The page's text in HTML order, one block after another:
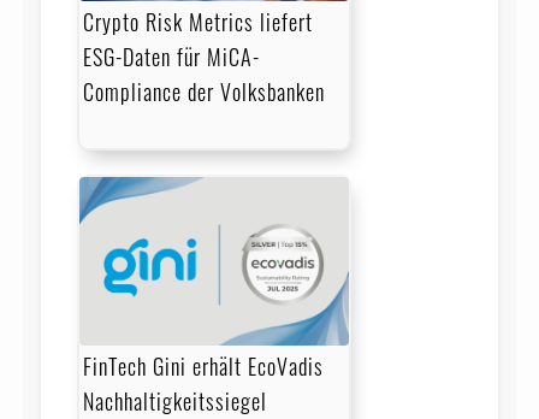
Crypto Risk Metrics liefert
ESG-Daten für MiCA-
Compliance der Volksbanken
FinTech Gini erhält EcoVadis
Nachhaltigkeitssiegel